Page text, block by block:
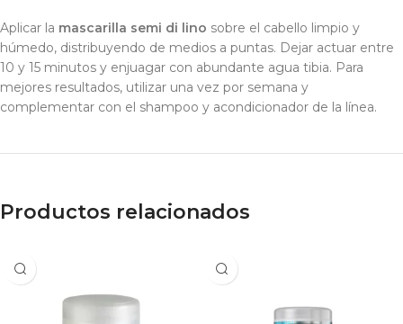
Aplicar la mascarilla semi di lino sobre el cabello limpio y
húmedo, distribuyendo de medios a puntas. Dejar actuar entre
10 y 15 minutos y enjuagar con abundante agua tibia. Para
mejores resultados, utilizar una vez por semana y
complementar con el shampoo y acondicionador de la línea.
Productos relacionados